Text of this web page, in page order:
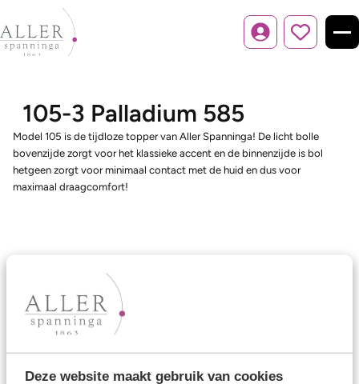
Deze website maakt gebruik van cookies
Inloggen
105-3 Palladium 585
Model 105 is de tijdloze topper van Aller Spanninga! De licht bolle
bovenzijde zorgt voor het klassieke accent en de binnenzijde is bol
hetgeen zorgt voor minimaal contact met de huid en dus voor
maximaal draagcomfort!
Ons aanbod
Memoireringen